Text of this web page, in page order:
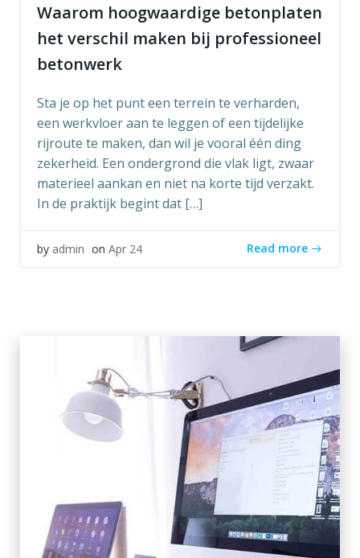
Waarom hoogwaardige betonplaten
het verschil maken bij professioneel
betonwerk
Sta je op het punt een terrein te verharden,
een werkvloer aan te leggen of een tijdelijke
rijroute te maken, dan wil je vooral één ding
zekerheid. Een ondergrond die vlak ligt, zwaar
materieel aankan en niet na korte tijd verzakt.
In de praktijk begint dat […]
by admin on Apr 24 Read more